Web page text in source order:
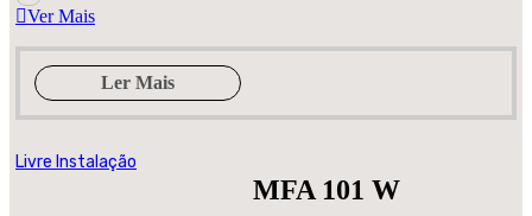
Ver Mais
Ler Mais
Livre Instalação
MFA 101 W